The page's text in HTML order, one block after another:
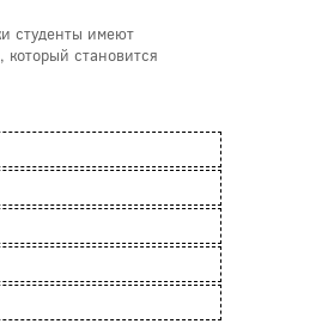
студенты имеют
становится